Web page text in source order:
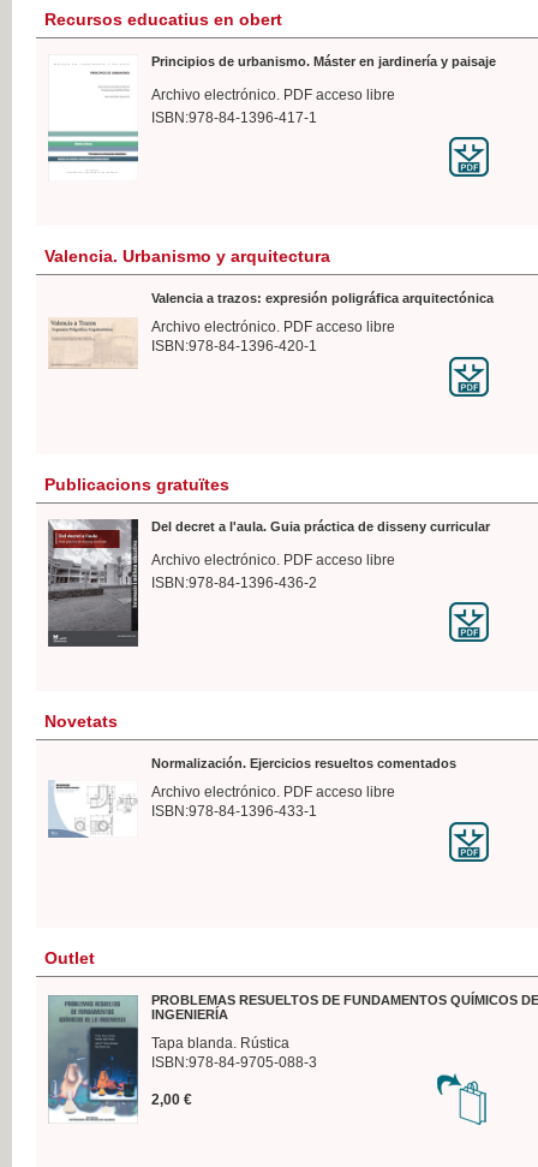
Recursos educatius en obert
Principios de urbanismo. Máster en jardinería y paisaje
Archivo electrónico. PDF acceso libre
ISBN:978-84-1396-417-1
Valencia. Urbanismo y arquitectura
Valencia a trazos: expresión poligráfica arquitectónica
Archivo electrónico. PDF acceso libre
ISBN:978-84-1396-420-1
Publicacions gratuïtes
Del decret a l'aula. Guia práctica de disseny curricular
Archivo electrónico. PDF acceso libre
ISBN:978-84-1396-436-2
Novetats
Normalización. Ejercicios resueltos comentados
Archivo electrónico. PDF acceso libre
ISBN:978-84-1396-433-1
Outlet
PROBLEMAS RESUELTOS DE FUNDAMENTOS QUÍMICOS
INGENIERÍA
Tapa blanda. Rústica
ISBN:978-84-9705-088-3
2,00 €